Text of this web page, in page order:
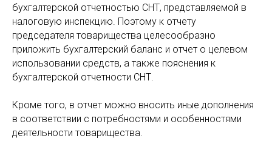
бухгалтерской отчетностью СНТ, представляемой в
налоговую инспекцию. Поэтому к отчету
председателя товарищества целесообразно
приложить бухгалтерский баланс и отчет о целевом
использовании средств, а также пояснения к
бухгалтерской отчетности СНТ.
Кроме того, в отчет можно вносить иные дополнения
в соответствии с потребностями и особенностями
деятельности товарищества.